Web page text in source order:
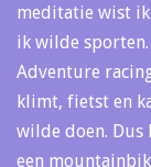
meditatie wist ik
ik wilde sporten.
Adventure
klimt, fietst en
wilde doen. Dus
een